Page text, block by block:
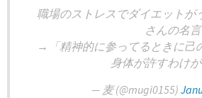
職場のストレスでダイエットが
さんの名言
→「精神的に参ってるときに己
身体が許すわけが
— 麦 (@mugi0155)